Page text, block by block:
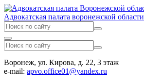
Адвокатская палата воронежской области
Воронеж, ул. Кирова, д. 22, 3 этаж
e-mail: apvo.office01@yandex.ru